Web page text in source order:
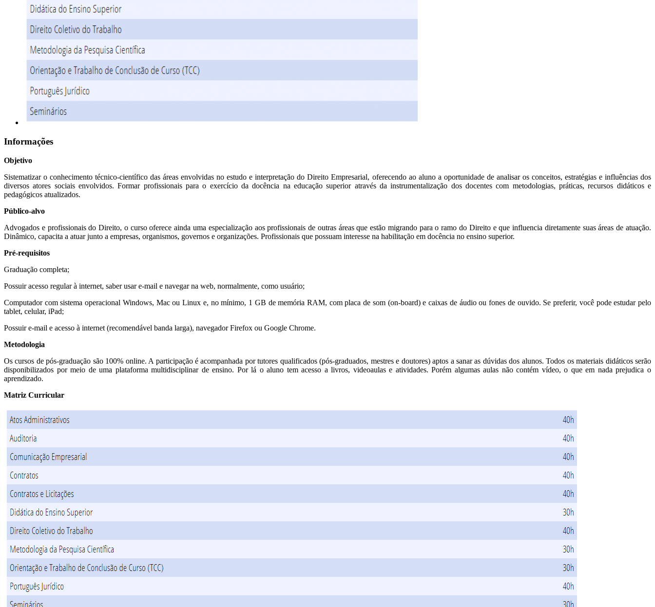
Informações
Objetivo
Sistematizar o conhecimento técnico-científico das áreas envolvidas no estudo e interpretação do Direito Empresarial, oferecendo ao aluno a oportunidade de analisar os conceitos, estratégias e influências dos
diversos atores sociais envolvidos. Formar profissionais para o exercício da docência na educação superior através da instrumentalização dos docentes com metodologias, práticas, recursos didáticos e
pedagógicos atualizados.
Público-alvo
Advogados e profissionais do Direito, o curso oferece ainda uma especialização aos profissionais de outras áreas que estão migrando para o ramo do Direito e que influencia diretamente suas áreas de atuação.
Dinâmico, capacita a atuar junto a empresas, organismos, governos e organizações. Profissionais que possuam interesse na habilitação em docência no ensino superior.
Pré-requisitos
Graduação completa;
Possuir acesso regular à internet, saber usar e-mail e navegar na web, normalmente, como usuário;
Computador com sistema operacional Windows, Mac ou Linux e, no mínimo, 1 GB de memória RAM, com placa de som (on-board) e caixas de áudio ou fones de ouvido. Se preferir, você pode estudar pelo
tablet, celular, iPad;
Possuir e-mail e acesso à internet (recomendável banda larga), navegador Firefox ou Google Chrome.
Metodologia
Os cursos de pós-graduação são 100% online. A participação é acompanhada por tutores qualificados (pós-graduados, mestres e doutores) aptos a sanar as dúvidas dos alunos. Todos os materiais didáticos serão
disponibilizados por meio de uma plataforma multidisciplinar de ensino. Por lá o aluno tem acesso a livros, videoaulas e atividades. Porém algumas aulas não contém vídeo, o que em nada prejudica o
aprendizado.
Matriz Curricular